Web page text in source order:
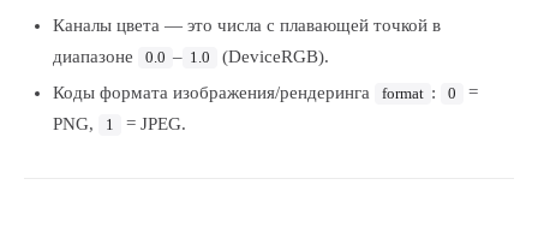
Каналы цвета — это числа с плавающей точкой в
диапазоне
0.0 – 1.0
(DeviceRGB).
Коды формата изображения/рендеринга
format : 0
=
PNG,
1 = JPEG.